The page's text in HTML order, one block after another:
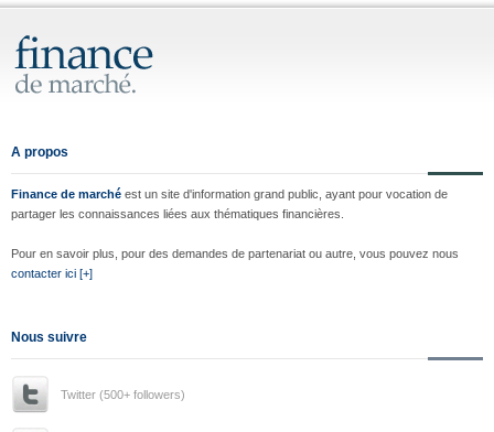
A propos
Finance de marché est un site d'information grand public, ayant pour vocation de
partager les connaissances liées aux thématiques financières.
Pour en savoir plus, pour des demandes de partenariat ou autre, vous pouvez nous
contacter ici [+]
Nous suivre
Twitter (500+ followers)